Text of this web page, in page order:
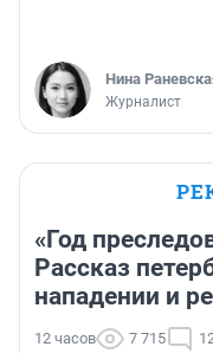
Нина
Журналист
«Год
Рассказ
нападении и
12 часов 7 715